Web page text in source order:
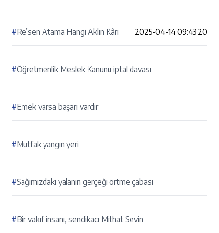
#Re’sen Atama Hangi Aklın Kârı 2025-04-14 09:43:20
#Öğretmenlik Meslek Kanunu iptal davası
#Emek varsa başarı vardır
#Mutfak yangın yeri
#Sağımızdaki yalanın gerçeği örtme çabası
#Bir vakıf insanı, sendikacı Mithat Sevin